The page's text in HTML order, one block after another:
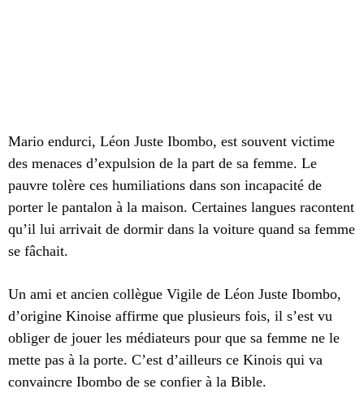
Mario endurci, Léon Juste Ibombo, est souvent victime
des menaces d’expulsion de la part de sa femme. Le
pauvre tolère ces humiliations dans son incapacité de
porter le pantalon à la maison. Certaines langues racontent
qu’il lui arrivait de dormir dans la voiture quand sa femme
se fâchait.
Un ami et ancien collègue Vigile de Léon Juste Ibombo,
d’origine Kinoise affirme que plusieurs fois, il s’est vu
obliger de jouer les médiateurs pour que sa femme ne le
mette pas à la porte. C’est d’ailleurs ce Kinois qui va
convaincre Ibombo de se confier à la Bible.